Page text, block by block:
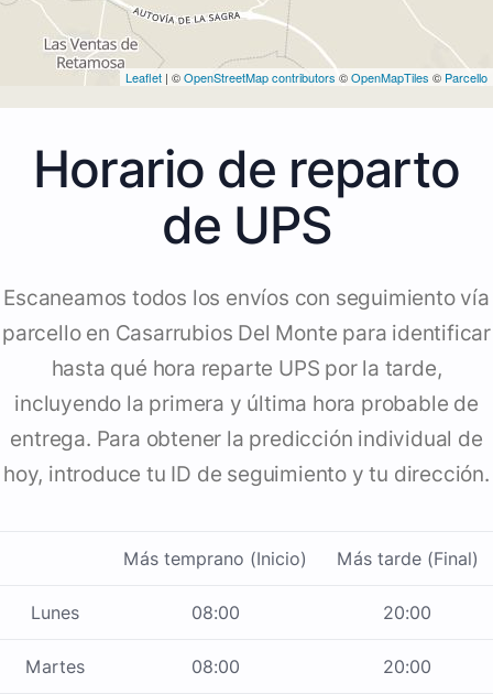
Leaflet | ©OpenStreetMap contributors ©OpenMapTiles © Parcello
Horario de reparto
de UPS
Escaneamos todos los envíos con seguimiento vía
parcello en Casarrubios Del Monte para identificar
hasta qué hora reparte UPS por la tarde,
incluyendo la primera y última hora probable de
entrega. Para obtener la predicción individual de
hoy, introduce tu ID de seguimiento y tu dirección.
Más temprano (Inicio) Más tarde (Final)
Lunes 08:00 20:00
Martes 08:00 20:00